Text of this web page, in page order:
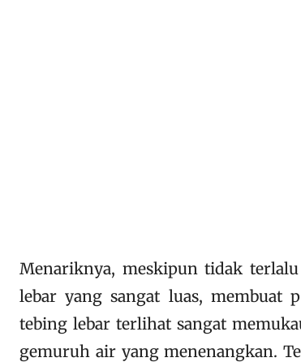
Menariknya, meskipun tidak
lebar yang sangat luas, membuat
tebing lebar terlihat sangat
gemuruh air yang menenangkan.